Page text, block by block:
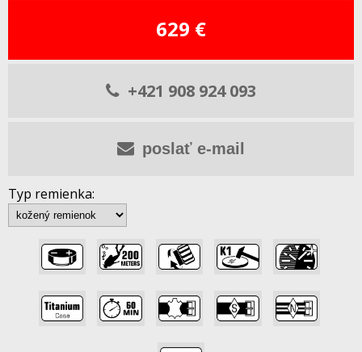
629 €
+421 908 924 093
poslať e-mail
Typ remienka: